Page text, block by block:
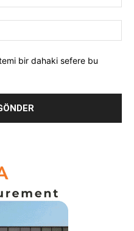
bir dahaki sefere bu